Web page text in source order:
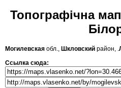
Топографічна
Могилевская обл., Шкловский район, .
Ссылка сюда: